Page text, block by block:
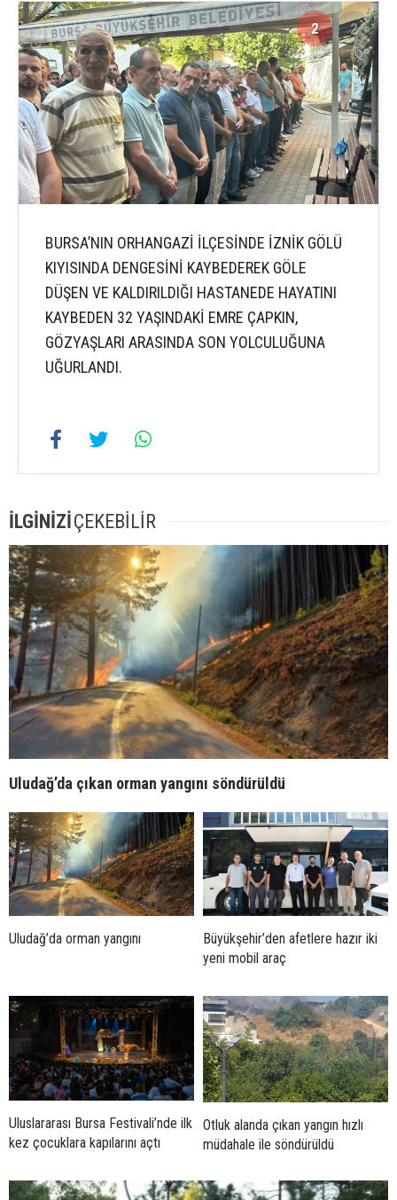
2 2
BURSA’NIN ORHANGAZİ İLÇESİNDE İZNİK GÖLÜ
KIYISINDA DENGESİNİ KAYBEDEREK GÖLE
DÜŞEN VE KALDIRILDIĞI HASTANEDE HAYATINI
KAYBEDEN 32 YAŞINDAKİ EMRE ÇAPKIN,
GÖZYAŞLARI ARASINDA SON YOLCULUĞUNA
UĞURLANDI.
İLGİNİZİÇEKEBİLİR
Uludağ’da çıkan orman yangını söndürüldü
Uludağ’da orman yangını
Büyükşehir’den afetlere hazır iki
yeni mobil araç
Uluslararası Bursa Festivali’nde ilk
kez çocuklara kapılarını açtı
Otluk alanda çıkan yangın hızlı
müdahale ile söndürüldü